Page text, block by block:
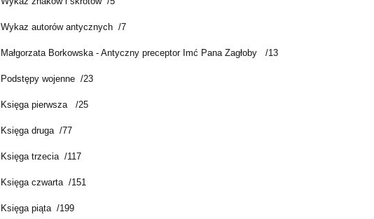
Wykaz autorów antycznych /7
Małgorzata Borkowska - Antyczny preceptor Imć Pana Zagłoby /13
Podstępy wojenne /23
Księga pierwsza /25
Księga druga /77
Księga trzecia /117
Księga czwarta /151
Księga piąta /199